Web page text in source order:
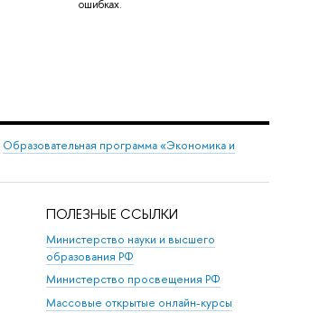
ошибках.
Образовательная программа «Экономика и
ПОЛЕЗНЫЕ ССЫЛКИ
Министерство науки и высшего
образования РФ
Министерство просвещения РФ
Массовые открытые онлайн-курсы